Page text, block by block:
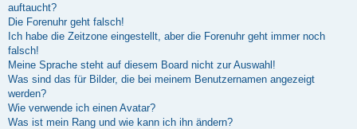
auftaucht?
Die Forenuhr geht falsch!
Ich habe die Zeitzone eingestellt, aber die Forenuhr geht immer noch
falsch!
Meine Sprache steht auf diesem Board nicht zur Auswahl!
Was sind das für Bilder, die bei meinem Benutzernamen angezeigt
werden?
Wie verwende ich einen Avatar?
Was ist mein Rang und wie kann ich ihn ändern?